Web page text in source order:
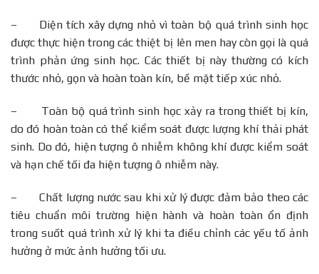
– Diện tích xây dựng nhỏ vì toàn bộ quá trình sinh học
được thực hiện trong các thiệt bị lên men hay còn gọi là quá
trình phản ứng sinh học. Các thiết bị này thường có kích
thước nhỏ, gọn và hoàn toàn kín, bề mặt tiếp xúc nhỏ.
– Toàn bộ quá trình sinh học xảy ra trong thiết bị kín,
do đó hoàn toàn có thể kiểm soát được lượng khí thải phát
sinh. Do đó, hiện tượng ô nhiễm không khí được kiểm soát
và hạn chế tối đa hiện tượng ô nhiễm này.
– Chất lượng nước sau khi xử lý được đảm bảo theo các
tiêu chuẩn môi trường hiện hành và hoàn toàn ổn định
trong suốt quá trình xử lý khi ta điều chỉnh các yếu tố ảnh
hưởng ở mức ảnh hưởng tối ưu.